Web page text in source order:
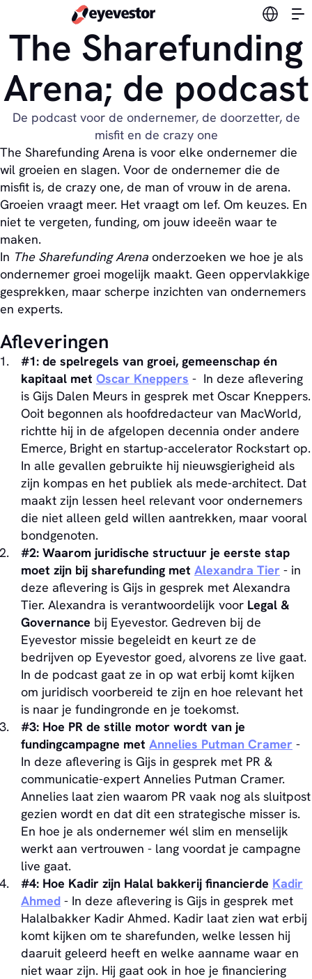
The Sharefunding
Arena; de podcast
De podcast voor de ondernemer, de doorzetter, de
misfit en de crazy one
The Sharefunding Arena is voor elke ondernemer die
wil groeien en slagen. Voor de ondernemer die de
misfit is, de crazy one, de man of vrouw in de arena.
Groeien vraagt meer. Het vraagt om lef. Om keuzes. En
niet te vergeten, funding, om jouw ideeën waar te
maken.
In The Sharefunding Arena onderzoeken we hoe je als
ondernemer groei mogelijk maakt. Geen oppervlakkige
gesprekken, maar scherpe inzichten van ondernemers
en experts.
Afleveringen
#1: de spelregels van groei, gemeenschap én
kapitaal met Oscar Kneppers - In deze aflevering
is Gijs Dalen Meurs in gesprek met Oscar Kneppers.
Ooit begonnen als hoofdredacteur van MacWorld,
richtte hij in de afgelopen decennia onder andere
Emerce, Bright en startup‑accelerator Rockstart op.
In alle gevallen gebruikte hij nieuwsgierigheid als
zijn kompas en het publiek als mede‑architect. Dat
maakt zijn lessen heel relevant voor ondernemers
die niet alleen geld willen aantrekken, maar vooral
bondgenoten.
#2: Waarom juridische structuur je eerste stap
moet zijn bij sharefunding met Alexandra Tier - in
deze aflevering is Gijs in gesprek met Alexandra
Tier. Alexandra is verantwoordelijk voor Legal &
Governance bij Eyevestor. Gedreven bij de
Eyevestor missie begeleidt en keurt ze de
bedrijven op Eyevestor goed, alvorens ze live gaat.
In de podcast gaat ze in op wat erbij komt kijken
om juridisch voorbereid te zijn en hoe relevant het
is naar je fundingronde en je toekomst.
#3: Hoe PR de stille motor wordt van je
fundingcampagne met Annelies Putman Cramer -
In deze aflevering is Gijs in gesprek met PR &
communicatie-expert Annelies Putman Cramer.
Annelies laat zien waarom PR vaak nog als sluitpost
gezien wordt en dat dit een strategische misser is.
En hoe je als ondernemer wél slim en menselijk
werkt aan vertrouwen - lang voordat je campagne
live gaat.
#4: Hoe Kadir zijn Halal bakkerij financierde Kadir
Ahmed - In deze aflevering is Gijs in gesprek met
Halalbakker Kadir Ahmed. Kadir laat zien wat erbij
komt kijken om te sharefunden, welke lessen hij
daaruit geleerd heeft en welke aanname waar en
niet waar zijn. Hij gaat ook in hoe je financiering